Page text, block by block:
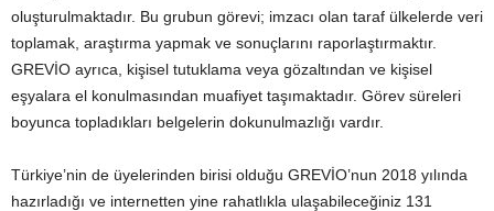
oluşturulmaktadır. Bu grubun görevi; imzacı olan taraf ülkelerde veri
toplamak, araştırma yapmak ve sonuçlarını raporlaştırmaktır.
GREVİO ayrıca, kişisel tutuklama veya gözaltından ve kişisel
eşyalara el konulmasından muafiyet taşımaktadır. Görev süreleri
boyunca topladıkları belgelerin dokunulmazlığı vardır.
Türkiye’nin de üyelerinden birisi olduğu GREVİO’nun 2018 yılında
hazırladığı ve internetten yine rahatlıkla ulaşabileceğiniz 131